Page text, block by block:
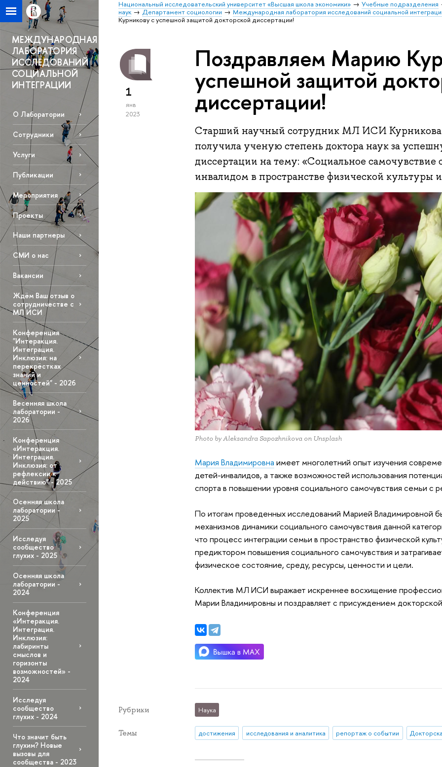
Национальный исследовательский университет «Высшая школа экономики» Учебные подразделения
наук
Департамент социологии Международная лаборатория исследований социальной
Курникову с успешной защитой докторской диссертации!
МЕЖДУНАРОДНАЯ
ЛАБОРАТОРИЯ
ИССЛЕДОВАНИЙ
СОЦИАЛЬНОЙ
ИНТЕГРАЦИИ
О Лаборатории
Сотрудники
Услуги
Публикации
Мероприятия
Проекты
Наши партнеры
СМИ о нас
Вакансии
Ждём Ваш отзыв о
сотрудничестве с
МЛ ИСИ
Конференция
"Интеракция.
Интеграция.
Инклюзия: на
перекрёстках
знаний и
ценностей" - 2026
Весенняя школа
лаборатории -
2026
Конференция
«Интеракция.
Интеграция.
Инклюзия: от
рефлексии к
действию" - 2025
Осенняя школа
лаборатории -
2025
Исследуя
сообщество
глухих - 2025
Осенняя школа
лаборатории -
2024
Конференция
«Интеракция.
Интеграция.
Инклюзия:
лабиринты
смыслов и
горизонты
возможностей» -
2024
Исследуя
сообщество
глухих - 2024
Что значит быть
глухим? Новые
вызовы для
сообщества - 2023
1
янв
2023
Поздравляем Марию
успешной защитой
диссертации!
Старший научный сотрудник МЛ ИСИ
получила ученую степень доктора наук за
диссертации на тему: «Социальное самочувствие
инвалидом в пространстве физической культуры
Photo by Aleksandra Sapozhnikova on Unsplash
Мария Владимировна имеет многолетний опыт изучения
детей-инвалидов, а также возможностей использования
спорта в повышении уровня социального самочувствия семьи с
По итогам проведенных исследований Марией Владимировной
механизмов динамики социального самочувствия данной
что процесс интеграции семьи в пространство физической
предиктором повышения социального самочувствия и
физическое состояние, среду, ресурсы, ценности и цели.
Коллектив МЛ ИСИ выражает искреннее восхищение
Марии Владимировны и поздравляет с присуждением
Рубрики Наука
Темы достижения исследования и аналитика репортаж о событии